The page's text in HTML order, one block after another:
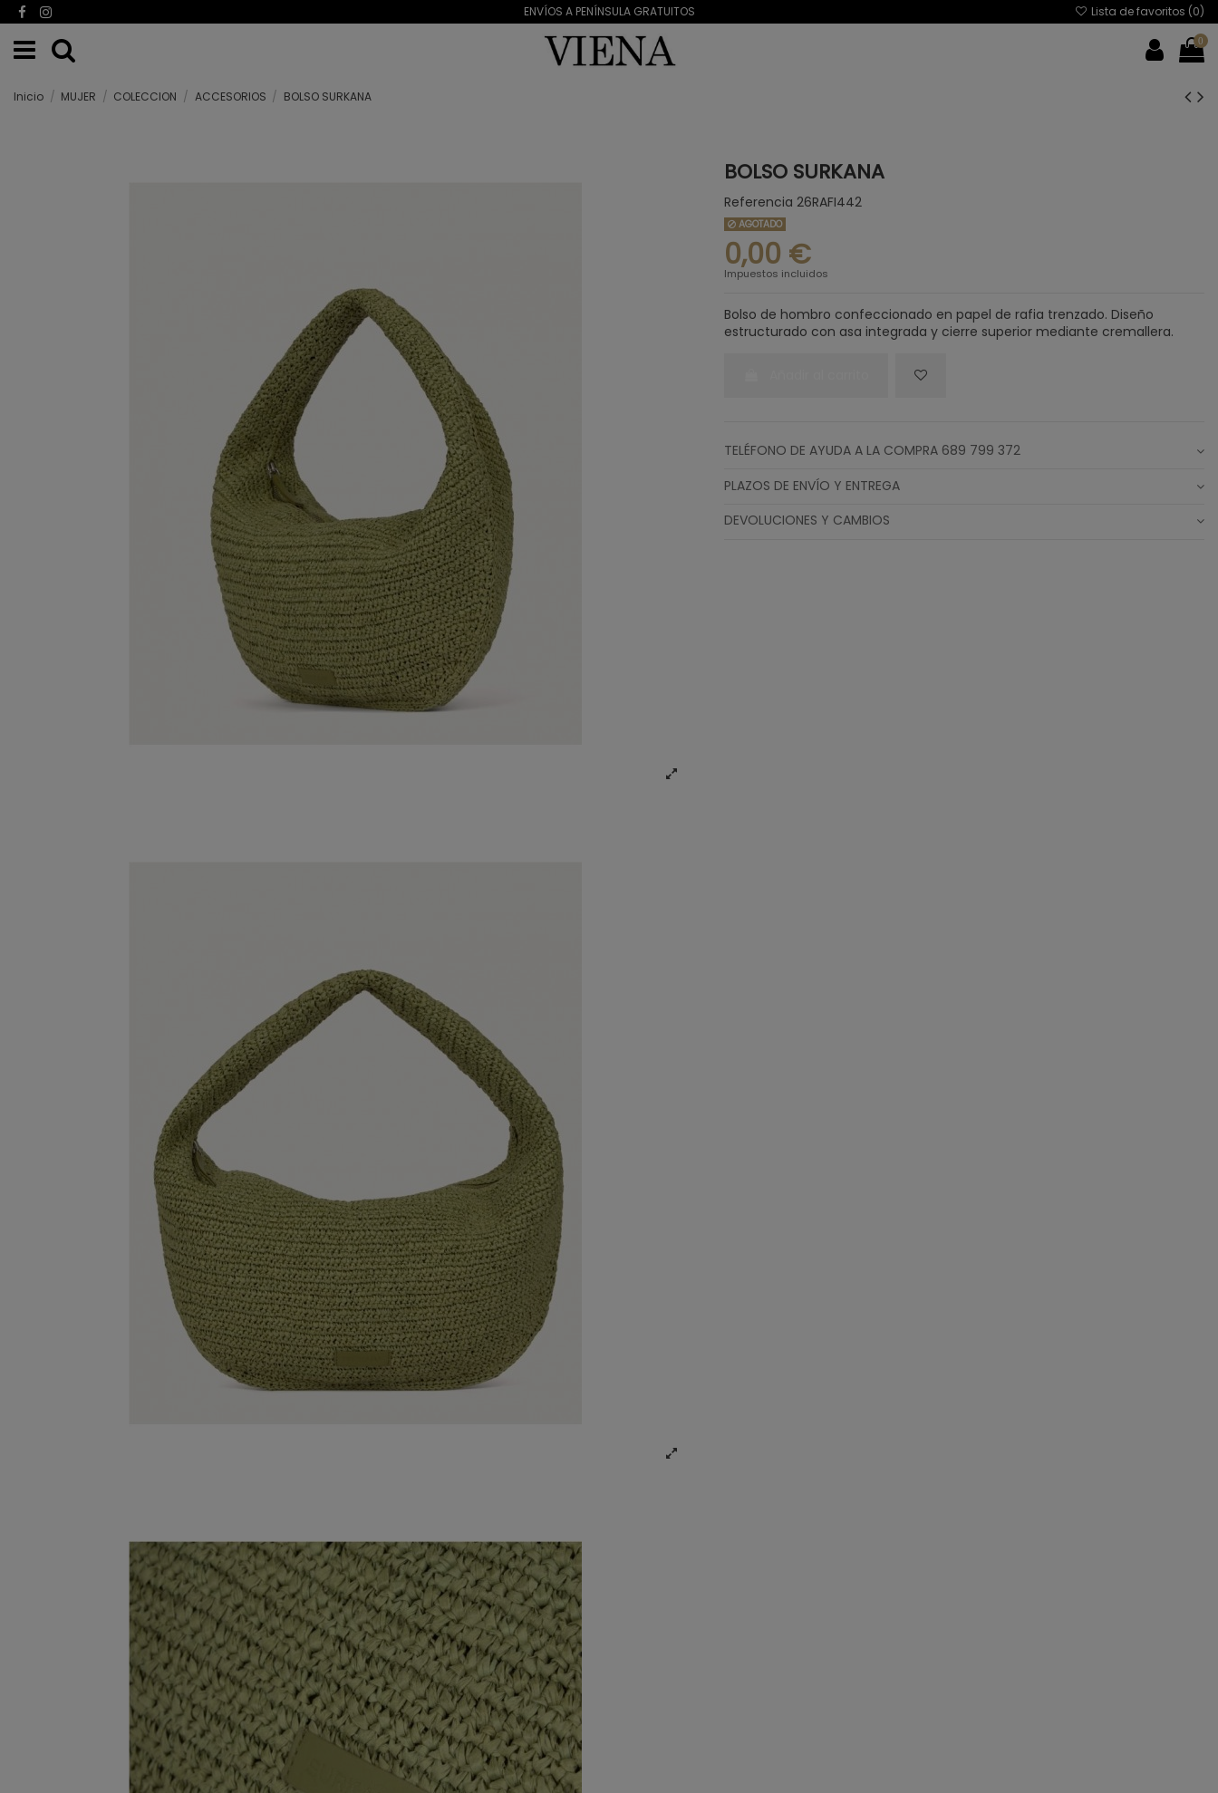
ENVÍOS A PENÍNSULA GRATUITOS Lista de favoritos (0)
0
Inicio MUJER COLECCION ACCESORIOS BOLSO SURKANA
BOLSO SURKANA
Referencia 26RAFI442
AGOTADO
0,00 €
Impuestos incluidos
Bolso de hombro confeccionado en papel de rafia trenzado. Diseño
estructurado con asa integrada y cierre superior mediante cremallera.
TELÉFONO DE AYUDA A LA COMPRA 689 799 372
PLAZOS DE ENVÍO Y ENTREGA
DEVOLUCIONES Y CAMBIOS